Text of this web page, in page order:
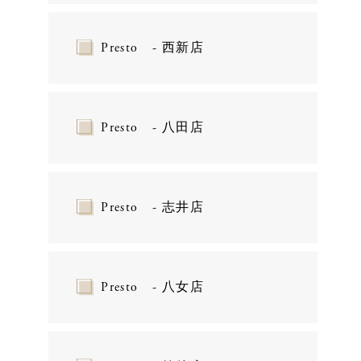
Presto - 西新店
Presto - 八田店
Presto - 志井店
Presto - 八女店